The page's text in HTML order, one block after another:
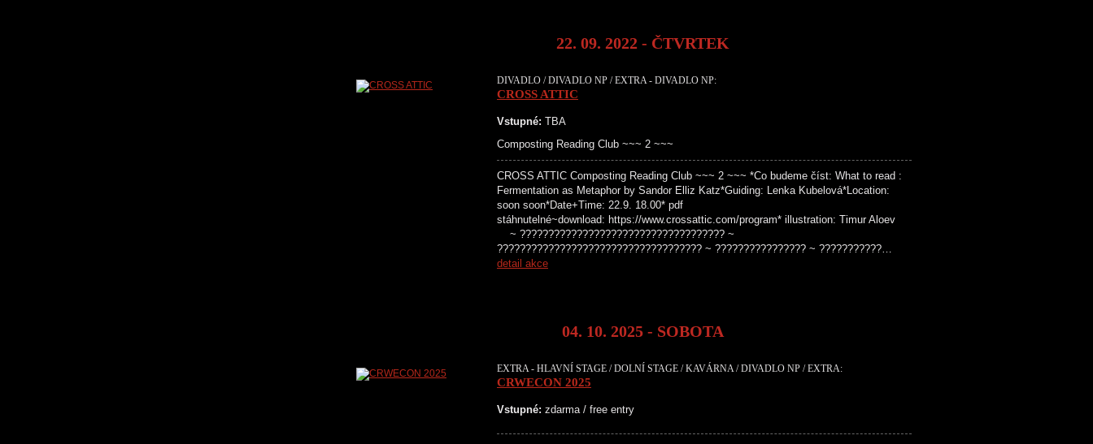
22. 09. 2022 - ČTVRTEK
DIVADLO / DIVADLO NP / EXTRA - DIVADLO NP:
CROSS ATTIC
Vstupné: TBA
Composting Reading Club ~~~ 2 ~~~
CROSS ATTIC Composting Reading Club ~~~ 2 ~~~ *Co budeme číst: What to read :
Fermentation as Metaphor by Sandor Elliz Katz*Guiding: Lenka Kubelová*Location:
soon soon*Date+Time: 22.9. 18.00* pdf
stáhnutelné~download: https://www.crossattic.com/program* illustration: Timur Aloev
~ ???????????????????????????????????? ~
???????????????????????????????????? ~ ???????????????? ~ ???????????…
detail akce
04. 10. 2025 - SOBOTA
EXTRA - HLAVNÍ STAGE / DOLNÍ STAGE / KAVÁRNA / DIVADLO NP / EXTRA:
CRWECON 2025
Vstupné: zdarma / free entry